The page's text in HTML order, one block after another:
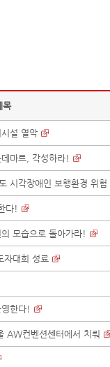
목
설 열악
마트, 각성하라!
시각장애인 보행환경 위험
다!
모습으로 돌아가라!
자대회 성료
한다!
AW컨벤션센터에서 치뤄